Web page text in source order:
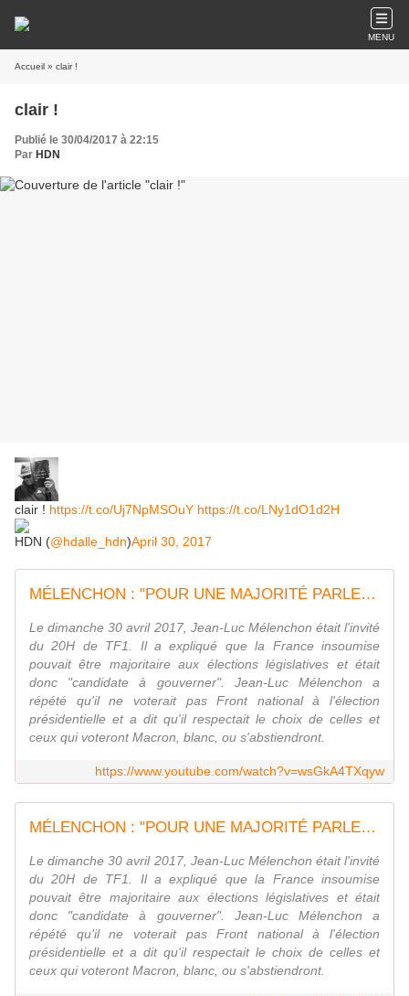
MENU
Accueil » clair !
clair !
Publié le 30/04/2017 à 22:15
Par HDN
clair ! https://t.co/Uj7NpMSOuY https://t.co/LNy1dO1d2H
HDN (@hdalle_hdn)April 30, 2017
MÉLENCHON : "POUR UNE MAJORITÉ PARLEMENTAIRE INSOUMISE AUX LÉGISLATIVES"
Le dimanche 30 avril 2017, Jean-Luc Mélenchon était l'invité
du 20H de TF1. Il a expliqué que la France insoumise
pouvait être majoritaire aux élections législatives et était
donc "candidate à gouverner". Jean-Luc Mélenchon a
répété qu'il ne voterait pas Front national à l'élection
présidentielle et a dit qu'il respectait le choix de celles et
ceux qui voteront Macron, blanc, ou s'abstiendront.
https://www.youtube.com/watch?v=wsGkA4TXqyw
MÉLENCHON : "POUR UNE MAJORITÉ PARLEMENTAIRE INSOUMISE AUX LÉGISLATIVES"
Le dimanche 30 avril 2017, Jean-Luc Mélenchon était l'invité
du 20H de TF1. Il a expliqué que la France insoumise
pouvait être majoritaire aux élections législatives et était
donc "candidate à gouverner". Jean-Luc Mélenchon a
répété qu'il ne voterait pas Front national à l'élection
présidentielle et a dit qu'il respectait le choix de celles et
ceux qui voteront Macron, blanc, ou s'abstiendront.